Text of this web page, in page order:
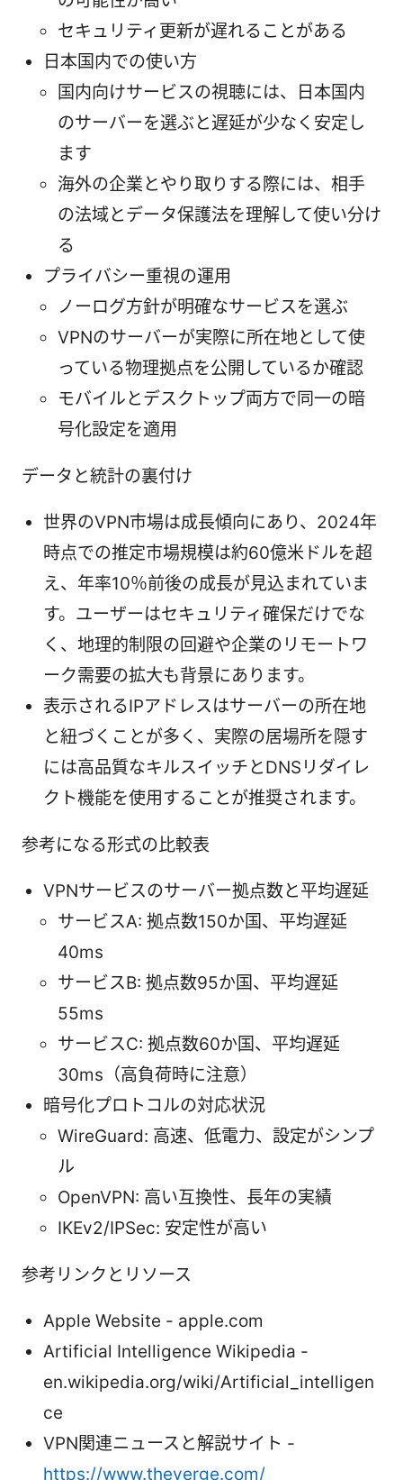
セキュリティ更新が遅れることがある
日本国内での使い方
国内向けサービスの視聴には、日本国内
のサーバーを選ぶと遅延が少なく安定し
ます
海外の企業とやり取りする際には、相手
の法域とデータ保護法を理解して使い分け
る
プライバシー重視の運用
ノーログ方針が明確なサービスを選ぶ
VPNのサーバーが実際に所在地として使
っている物理拠点を公開しているか確認
モバイルとデスクトップ両方で同一の暗
号化設定を適用
データと統計の裏付け
世界のVPN市場は成長傾向にあり、2024年
時点での推定市場規模は約60億米ドルを超
え、年率10％前後の成長が見込まれていま
す。ユーザーはセキュリティ確保だけでな
く、地理的制限の回避や企業のリモートワ
ーク需要の拡大も背景にあります。
表示されるIPアドレスはサーバーの所在地
と紐づくことが多く、実際の居場所を隠す
には高品質なキルスイッチとDNSリダイレ
クト機能を使用することが推奨されます。
参考になる形式の比較表
VPNサービスのサーバー拠点数と平均遅延
サービスA: 拠点数150か国、平均遅延
40ms
サービスB: 拠点数95か国、平均遅延
55ms
サービスC: 拠点数60か国、平均遅延
30ms（高負荷時に注意）
暗号化プロトコルの対応状況
WireGuard: 高速、低電力、設定がシンプ
ル
OpenVPN: 高い互換性、長年の実績
IKEv2/IPSec: 安定性が高い
参考リンクとリソース
Apple Website - apple.com
Artificial Intelligence Wikipedia -
en.wikipedia.org/wiki/Artificial_intelligen
ce
VPN関連ニュースと解説サイト -
https://www.theverge.com/